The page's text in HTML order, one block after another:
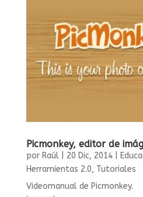
Picmonkey, editor de
por Raúl| 20 Dic, 2014|
Herramientas 2.0, Tutoriales
Videomanual de Picmonkey.